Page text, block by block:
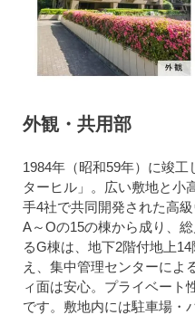
外観・共用部
1984年（昭和59年）に竣
ターヒル」。広い敷地と小
手4社で共同開発された高
A～Oの15の棟から成り、
るG棟は、地下2階付地上
え、集中管理センターによ
ィ面は安心。プライベート
です。敷地内には駐車場・